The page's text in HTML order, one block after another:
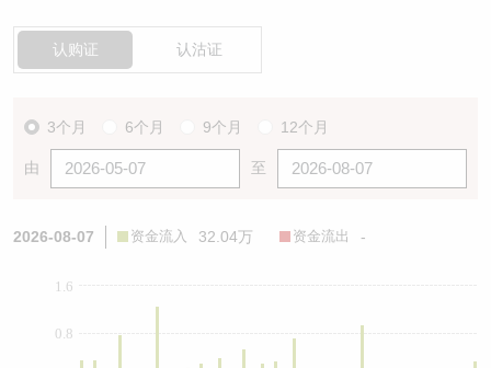
认购证 认沽证
3个月 6个月 9个月 12个月
由 至
2026-08-07 资金流入 32.04万 资金流出 -
0.8
1.6